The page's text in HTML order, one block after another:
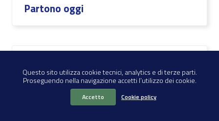
Questo sito utilizza cookie tecnici, analytics e di terze parti.
Proseguendo nella navigazione accetti l’utilizzo dei cookie.
Accetto Cookie policy
Partono oggi
per emergenze